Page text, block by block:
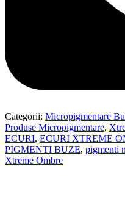
Categorii: Micropigmentare
Produse Micropigmentare,
ECURI, ECURI XTREME
PIGMENTI BUZE, pigmenti
Xtreme Ombre